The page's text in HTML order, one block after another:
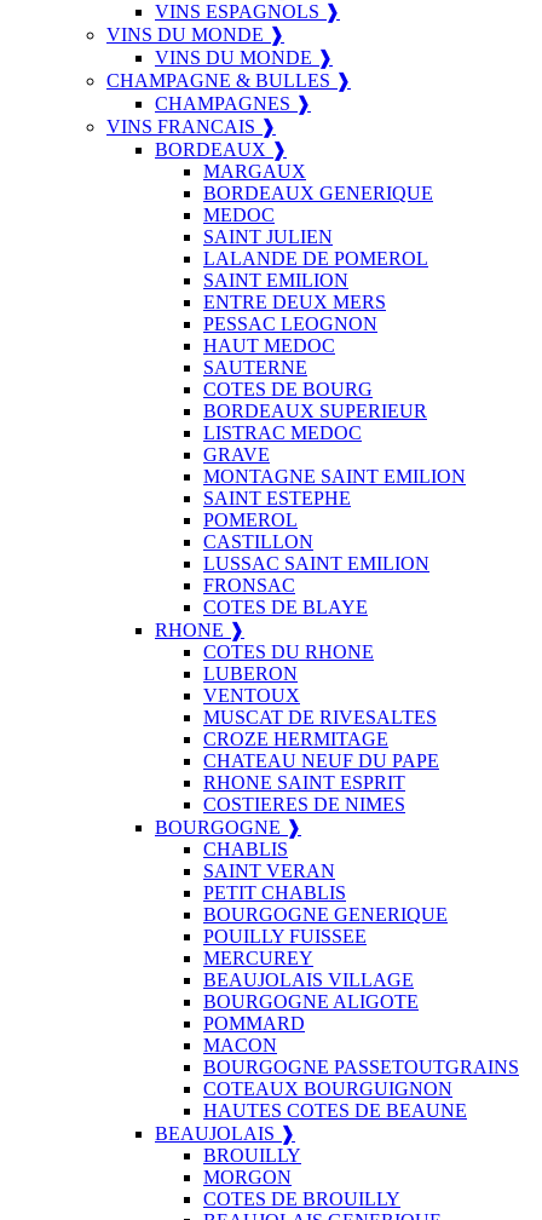
VINS ESPAGNOLS ❱
VINS DU MONDE ❱
VINS DU MONDE ❱
CHAMPAGNE & BULLES ❱
CHAMPAGNES ❱
VINS FRANCAIS ❱
BORDEAUX ❱
MARGAUX
BORDEAUX GENERIQUE
MEDOC
SAINT JULIEN
LALANDE DE POMEROL
SAINT EMILION
ENTRE DEUX MERS
PESSAC LEOGNON
HAUT MEDOC
SAUTERNE
COTES DE BOURG
BORDEAUX SUPERIEUR
LISTRAC MEDOC
GRAVE
MONTAGNE SAINT EMILION
SAINT ESTEPHE
POMEROL
CASTILLON
LUSSAC SAINT EMILION
FRONSAC
COTES DE BLAYE
RHONE ❱
COTES DU RHONE
LUBERON
VENTOUX
MUSCAT DE RIVESALTES
CROZE HERMITAGE
CHATEAU NEUF DU PAPE
RHONE SAINT ESPRIT
COSTIERES DE NIMES
BOURGOGNE ❱
CHABLIS
SAINT VERAN
PETIT CHABLIS
BOURGOGNE GENERIQUE
POUILLY FUISSEE
MERCUREY
BEAUJOLAIS VILLAGE
BOURGOGNE ALIGOTE
POMMARD
MACON
BOURGOGNE PASSETOUTGRAINS
COTEAUX BOURGUIGNON
HAUTES COTES DE BEAUNE
BEAUJOLAIS ❱
BROUILLY
MORGON
COTES DE BROUILLY